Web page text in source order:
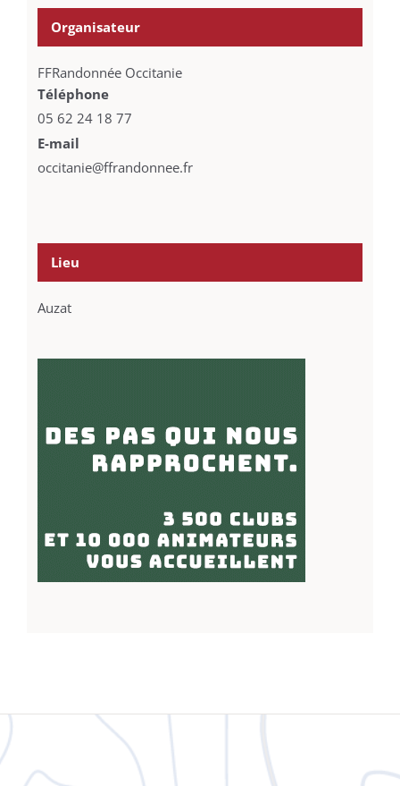
Organisateur
FFRandonnée Occitanie
Téléphone
05 62 24 18 77
E-mail
occitanie@ffrandonnee.fr
Lieu
Auzat